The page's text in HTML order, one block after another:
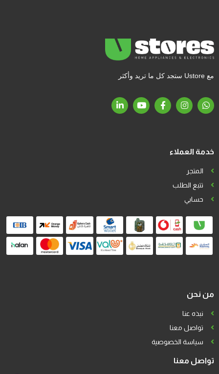
مع Ustore ستجد كل ما تريد وأكثر
خدمة العملاء
المتجر
تتبع الطلب
حسابي
من نحن
نبذه عنا
تواصل معنا
سياسة الخصوصية
تواصل معنا